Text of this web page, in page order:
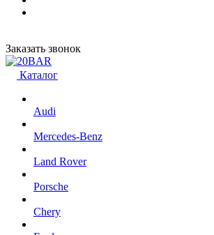
Заказать звонок
Каталог
Audi
Mercedes-Benz
Land Rover
Porsche
Chery